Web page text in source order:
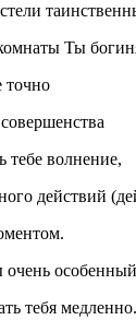
Ты
точно
тебе волнение,
действий
очень
тебя медленно.